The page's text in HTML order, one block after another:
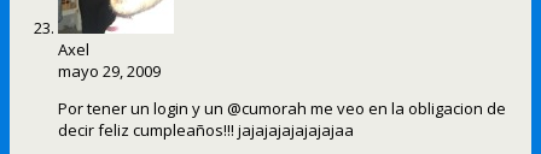
Axel
mayo 29, 2009
Por tener un login y un @cumorah me veo en la obligacion de
decir feliz cumpleaños!!! jajajajajajajajaa